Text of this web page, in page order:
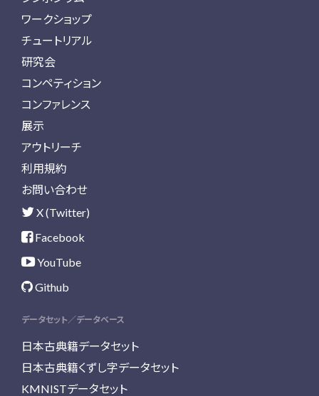
ワークショップ
チュートリアル
研究会
コンペティション
コンファレンス
展示
アウトリーチ
利用規約
お問い合わせ
X (Twitter)
Facebook
YouTube
Github
データセット／データベース
日本古典籍データセット
日本古典籍くずし字データセット
KMNISTデータセット